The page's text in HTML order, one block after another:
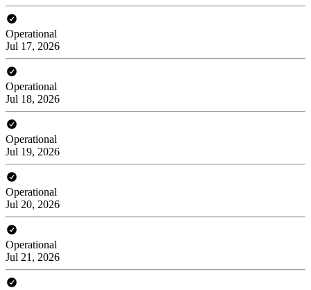
Operational
Jul 17, 2026
Operational
Jul 18, 2026
Operational
Jul 19, 2026
Operational
Jul 20, 2026
Operational
Jul 21, 2026